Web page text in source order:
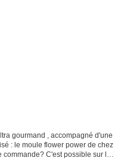
gourmand , accompagné d'une
: le moule flower power de chez
C'est possible sur la